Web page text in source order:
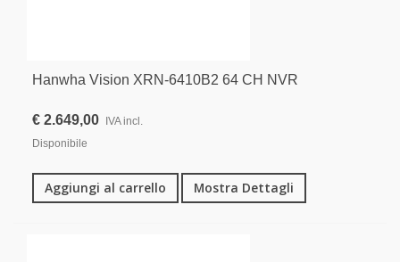
Hanwha Vision XRN-6410B2 64 CH NVR
€ 2.649,00
IVA incl.
Disponibile
Aggiungi al carrello Mostra Dettagli